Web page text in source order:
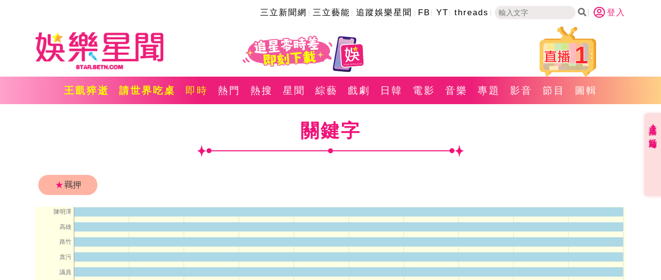
三立新聞網 三立藝能 追蹤娛樂星聞 FB YT threads 登入
1
王凱猝逝 請世界吃桌 即時 熱門 熱搜 星聞 綜藝 戲劇 日韓 電影 音樂 專題 影音 節目 圖輯
關鍵字
★羈押
陳明澤
高雄
路竹
貪污
議員
直播✦活動